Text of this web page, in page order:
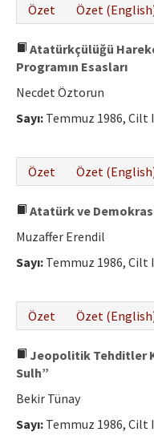
Özet
Özet
Atatürkçülüğü
Programın Esasları
Necdet Öztorun
Sayı: Temmuz 1986, Cilt
Özet
Özet
Atatürk ve
Muzaffer Erendil
Sayı: Temmuz 1986, Cilt
Özet
Özet
Jeopolitik Tehditler
Sulh”
Bekir Tünay
Sayı: Temmuz 1986, Cilt